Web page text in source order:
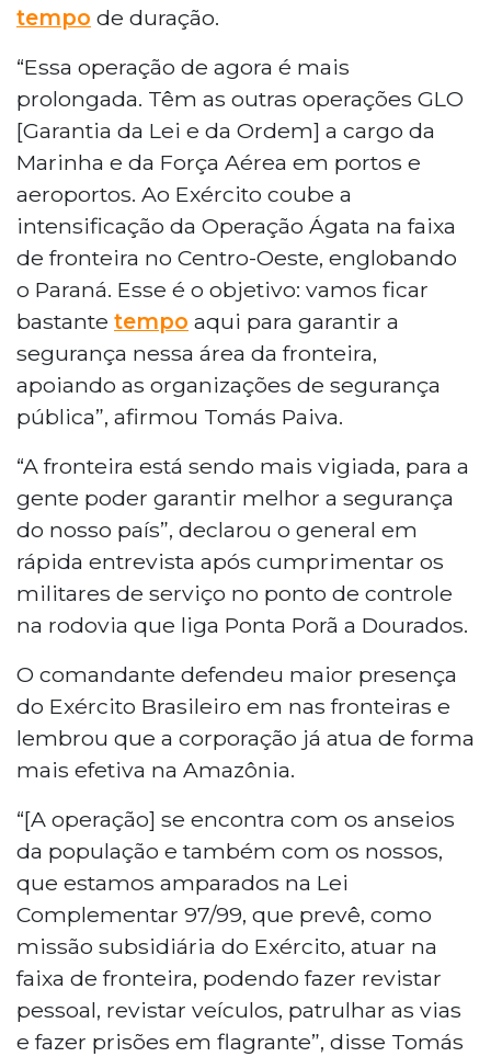
tempo de duração.
“Essa operação de agora é mais
prolongada. Têm as outras operações GLO
[Garantia da Lei e da Ordem] a cargo da
Marinha e da Força Aérea em portos e
aeroportos. Ao Exército coube a
intensificação da Operação Ágata na faixa
de fronteira no Centro-Oeste, englobando
o Paraná. Esse é o objetivo: vamos ficar
bastante tempo aqui para garantir a
segurança nessa área da fronteira,
apoiando as organizações de segurança
pública”, afirmou Tomás Paiva.
“A fronteira está sendo mais vigiada, para a
gente poder garantir melhor a segurança
do nosso país”, declarou o general em
rápida entrevista após cumprimentar os
militares de serviço no ponto de controle
na rodovia que liga Ponta Porã a Dourados.
O comandante defendeu maior presença
do Exército Brasileiro em nas fronteiras e
lembrou que a corporação já atua de forma
mais efetiva na Amazônia.
“[A operação] se encontra com os anseios
da população e também com os nossos,
que estamos amparados na Lei
Complementar 97/99, que prevê, como
missão subsidiária do Exército, atuar na
faixa de fronteira, podendo fazer revistar
pessoal, revistar veículos, patrulhar as vias
e fazer prisões em flagrante”, disse Tomás